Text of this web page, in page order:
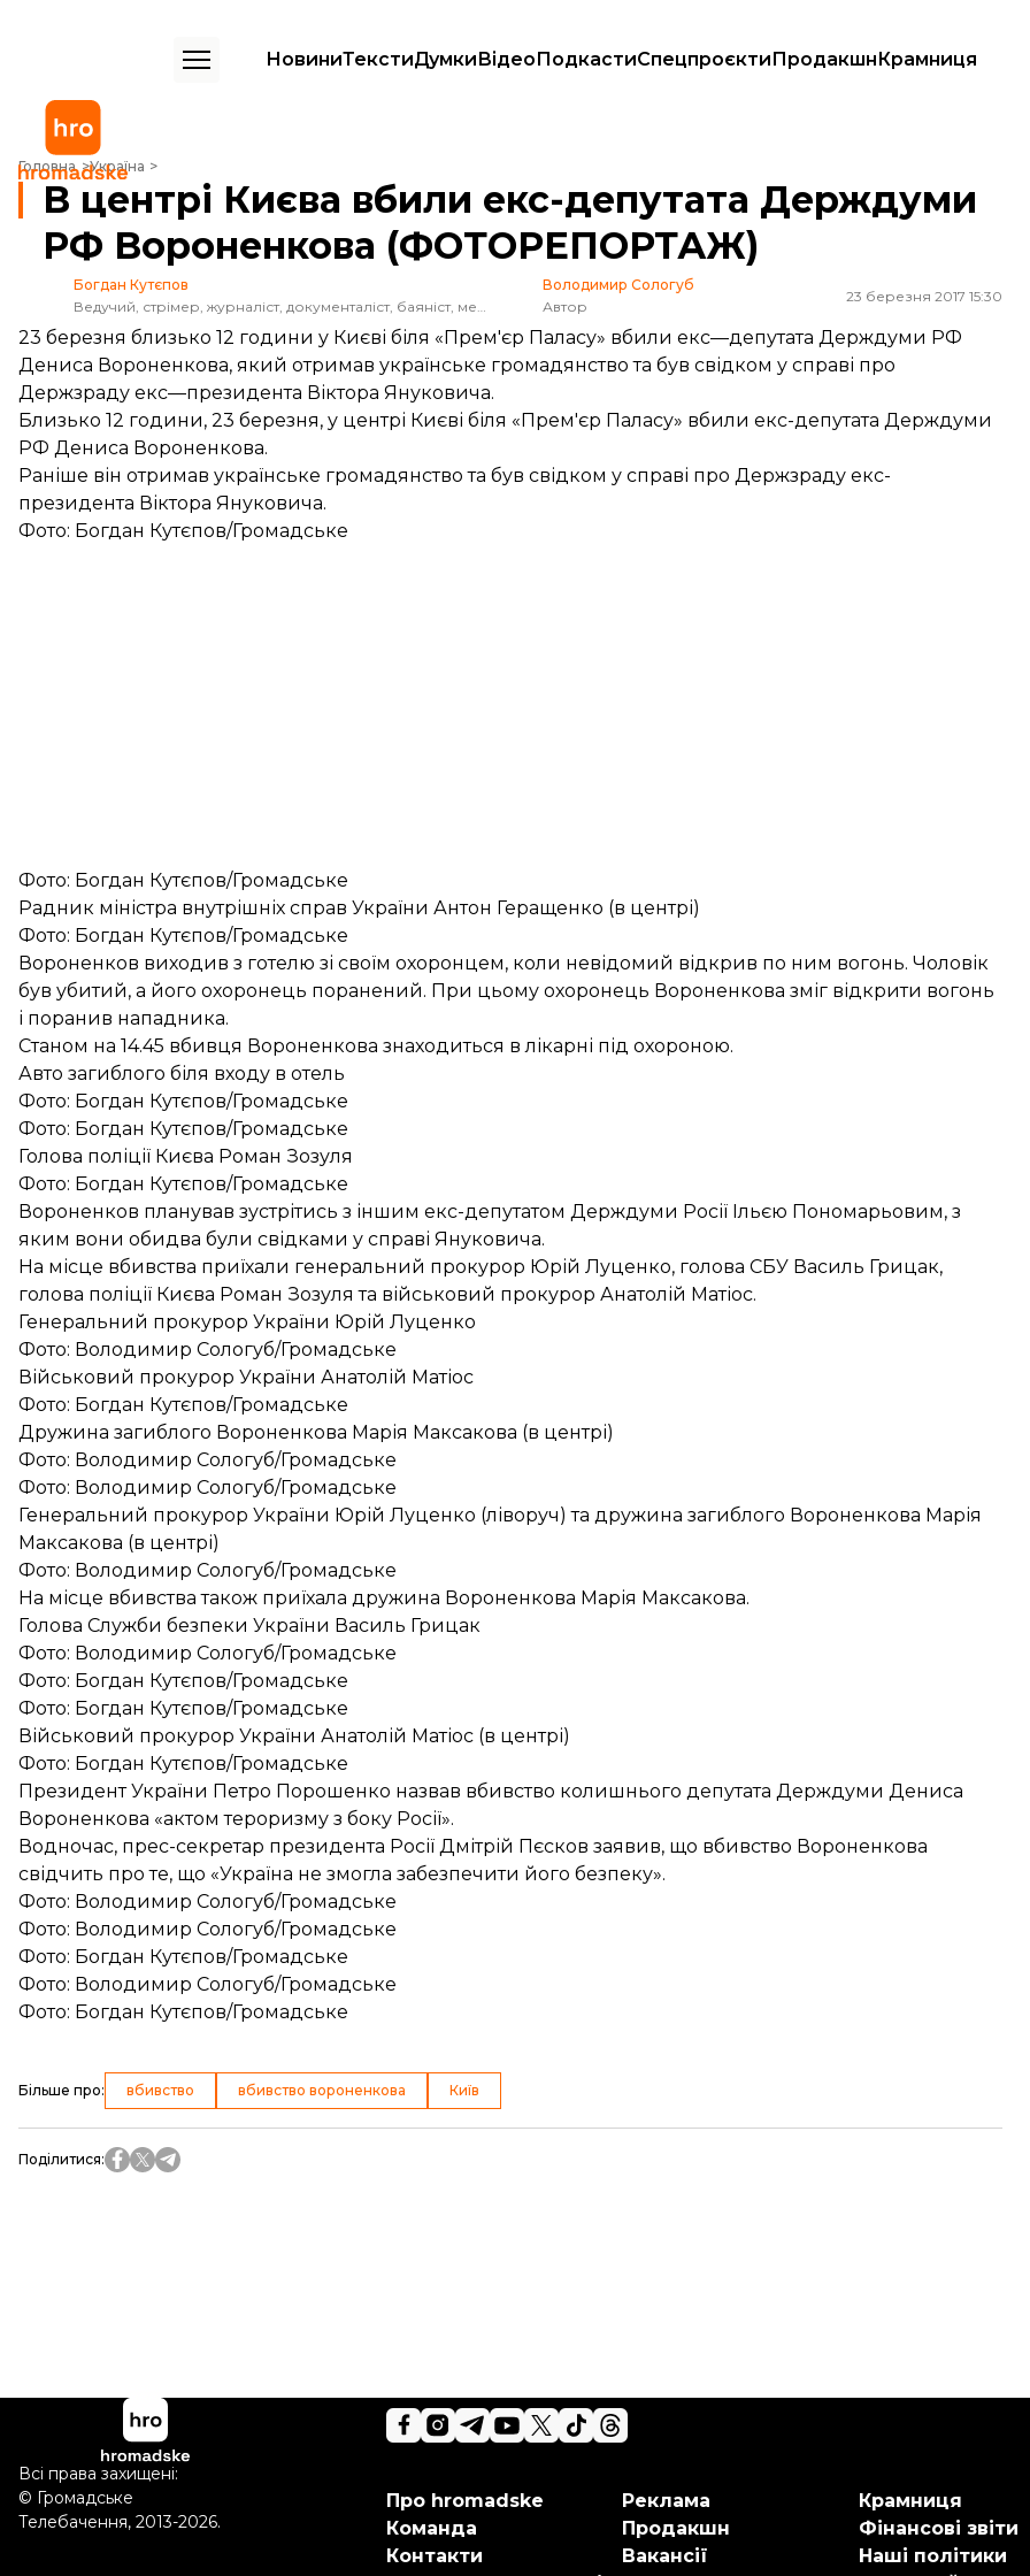
НовиниТекстиДумкиВідеоПодкастиСпецпроєктиПродакшнКрамниця
Головна Україна
В центрі Києва вбили екс-депутата Держдуми РФ Вороненкова (ФОТОРЕПОРТАЖ)
В центрі Києва вбили екс-депутата Держдуми
РФ Вороненкова (ФОТОРЕПОРТАЖ)
Богдан Кутєпов
Ведучий, стрімер, журналіст, документаліст, баяніст, медіатренер. На Громадському від самого початку, керує проектом hromadske.doc. Має загострене почуття справедливості і готовий боротися навіть з вітряками, аби відстояти честь професії.
Володимир Сологуб
Автор
23 березня 2017 15:30
23 березня близько 12 години у Києві біля «Прем'єр Паласу» вбили екс—депутата Держдуми РФ
Дениса Вороненкова, який отримав українське громадянство та був свідком у справі про
Держзраду екс—президента Віктора Януковича.
Близько 12 години, 23 березня, у центрі Києві біля «Прем'єр Паласу» вбили екс-депутата Держдуми
РФ Дениса Вороненкова.
Раніше він отримав українське громадянство та був свідком у справі про Держзраду екс-
президента Віктора Януковича.
Фото: Богдан Кутєпов/Громадське
Фото: Богдан Кутєпов/Громадське
Радник міністра внутрішніх справ України Антон Геращенко (в центрі)
Фото: Богдан Кутєпов/Громадське
Вороненков виходив з готелю зі своїм охоронцем, коли невідомий відкрив по ним вогонь. Чоловік
був убитий, а його охоронець поранений. При цьому охоронець Вороненкова зміг відкрити вогонь
і поранив нападника.
Станом на 14.45 вбивця Вороненкова знаходиться в лікарні під охороною.
Авто загиблого біля входу в отель
Фото: Богдан Кутєпов/Громадське
Фото: Богдан Кутєпов/Громадське
Голова поліції Києва Роман Зозуля
Фото: Богдан Кутєпов/Громадське
Вороненков планував зустрітись з іншим екс-депутатом Держдуми Росії Ільєю Пономарьовим, з
яким вони обидва були свідками у справі Януковича.
На місце вбивства приїхали генеральний прокурор Юрій Луценко, голова СБУ Василь Грицак,
голова поліції Києва Роман Зозуля та військовий прокурор Анатолій Матіос.
Генеральний прокурор України Юрій Луценко
Фото: Володимир Сологуб/Громадське
Військовий прокурор України Анатолій Матіос
Фото: Богдан Кутєпов/Громадське
Дружина загиблого Вороненкова Марія Максакова (в центрі)
Фото: Володимир Сологуб/Громадське
Фото: Володимир Сологуб/Громадське
Генеральний прокурор України Юрій Луценко (ліворуч) та дружина загиблого Вороненкова Марія
Максакова (в центрі)
Фото: Володимир Сологуб/Громадське
На місце вбивства також приїхала дружина Вороненкова Марія Максакова.
Голова Служби безпеки України Василь Грицак
Фото: Володимир Сологуб/Громадське
Фото: Богдан Кутєпов/Громадське
Фото: Богдан Кутєпов/Громадське
Військовий прокурор України Анатолій Матіос (в центрі)
Фото: Богдан Кутєпов/Громадське
Президент України Петро Порошенко назвав вбивство колишнього депутата Держдуми Дениса
Вороненкова «актом тероризму з боку Росії».
Водночас, прес-секретар президента Росії Дмітрій Пєсков заявив, що вбивство Вороненкова
свідчить про те, що «Україна не змогла забезпечити його безпеку».
Фото: Володимир Сологуб/Громадське
Фото: Володимир Сологуб/Громадське
Фото: Богдан Кутєпов/Громадське
Фото: Володимир Сологуб/Громадське
Фото: Богдан Кутєпов/Громадське
Більше про: вбивство вбивство вороненкова Київ
Поділитися:
Про hromadske
Команда
Контакти
Реклама
Продакшн
Вакансії
Крамниця
Фінансові звіти
Наші політики
Всі права захищені:
© Громадське
Телебачення, 2013-2026.